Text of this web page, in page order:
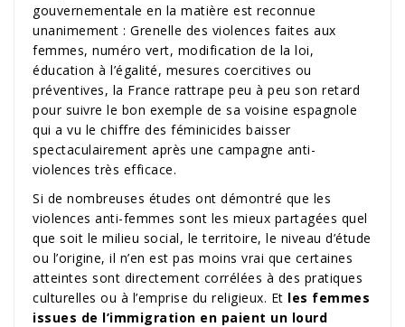
gouvernementale en la matière est reconnue
unanimement : Grenelle des violences faites aux
femmes, numéro vert, modification de la loi,
éducation à l’égalité, mesures coercitives ou
préventives, la France rattrape peu à peu son retard
pour suivre le bon exemple de sa voisine espagnole
qui a vu le chiffre des féminicides baisser
spectaculairement après une campagne anti-
violences très efficace.
Si de nombreuses études ont démontré que les
violences anti-femmes sont les mieux partagées quel
que soit le milieu social, le territoire, le niveau d’étude
ou l’origine, il n’en est pas moins vrai que certaines
atteintes sont directement corrélées à des pratiques
culturelles ou à l’emprise du religieux. Et les femmes
issues de l’immigration en paient un lourd